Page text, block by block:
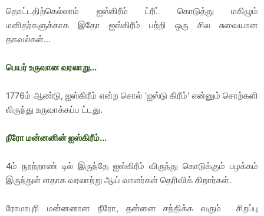
தொட்டதிற்கெல்லாம் ஐஸ்கிரீம் ட்ரீட் கொடுத்து மகிழும்
மனிதர்களுக்காக இதோ ஐஸ்கிரீம் பற்றி ஒரு சில சுவையான
தகவல்கள்...
பெயர் உருவான வரலாறு...
1776ம் ஆண்டு, ஐஸ்கிரீம் என்ற சொல் ‘ஐஸ்டு கிரீம்' என்னும் சொற்களி
லிருந்து உருவாக்கப்ப ட்டது.
நீரோ மன்னனின் ஐஸ்கிரீம்...
4ம் நூற்றாண் டில் இருந்தே ஐஸ்கிரீம் விருந்து கொடுக்கும் பழக்கம்
இருந்துள் ளதாக வரலாற்று ஆய் வாளர்கள் தெரிவிக் கிறார்கள்.
ரோமாபுரி மன்னனான நீரோ, தன்னை சந்திக்க வரும் சிறப்பு